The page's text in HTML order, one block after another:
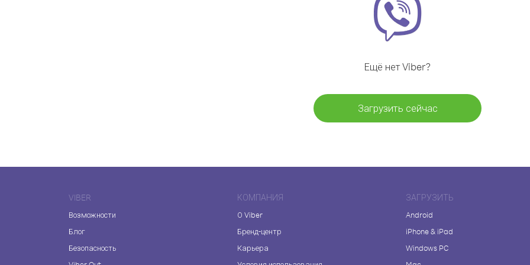
Ещё нет Viber?
Загрузить сейчас
VIBER
Возможности
Блог
Безопасность
КОМПАНИЯ
О Viber
Бренд-центр
Карьера
ЗАГРУЗИТЬ
Android
iPhone & iPad
Windows PC